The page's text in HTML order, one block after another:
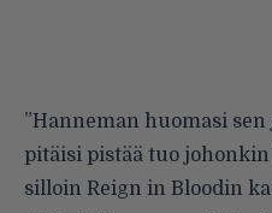
”Hanneman huomasi
pitäisi pistää tuo
silloin Reign in Bloodin